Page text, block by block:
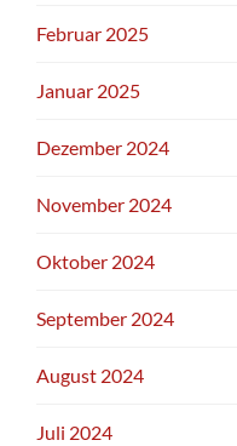
Februar 2025
Januar 2025
Dezember 2024
November 2024
Oktober 2024
September 2024
August 2024
Juli 2024